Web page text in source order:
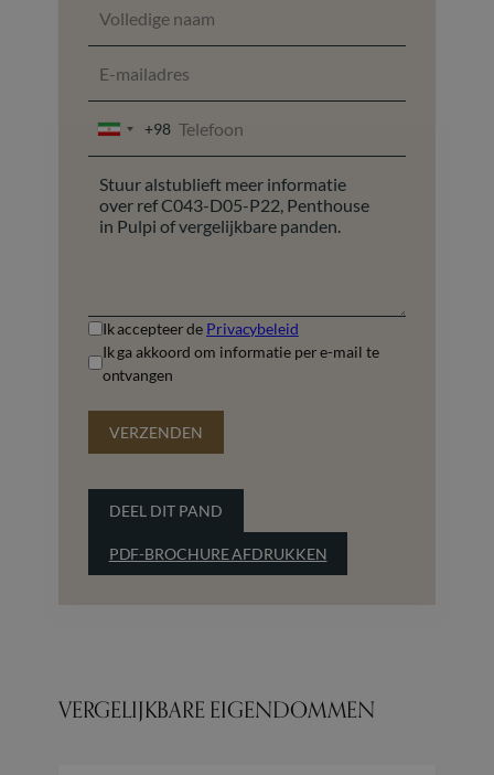
IRAN
+98
+98
Ik accepteer de Privacybeleid
Ik ga akkoord om informatie per e-mail te
ontvangen
VERZENDEN
DEEL DIT PAND
PDF-BROCHURE AFDRUKKEN
VERGELIJKBARE EIGENDOMMEN